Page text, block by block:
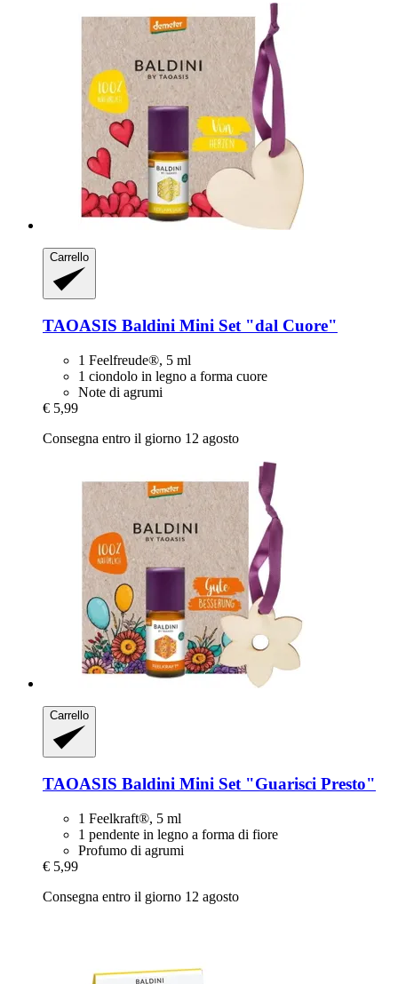
Carrello
TAOASIS Baldini Mini Set "dal Cuore"
1 Feelfreude®, 5 ml
1 ciondolo in legno a forma cuore
Note di agrumi
€ 5,99
Consegna entro il giorno 12 agosto
Carrello
TAOASIS Baldini Mini Set "Guarisci Presto"
1 Feelkraft®, 5 ml
1 pendente in legno a forma di fiore
Profumo di agrumi
€ 5,99
Consegna entro il giorno 12 agosto